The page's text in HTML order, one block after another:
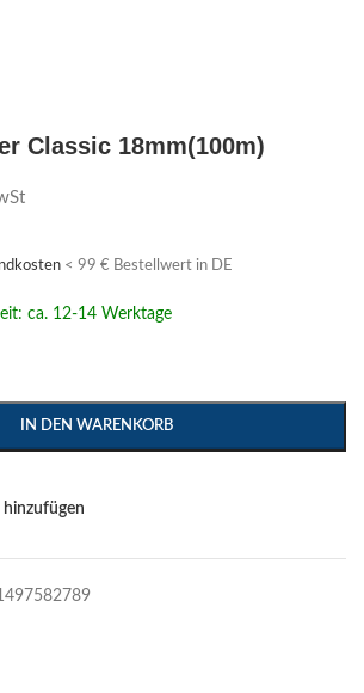
Classic 18mm(100m)
< 99 € Bestellwert in DE
ca. 12-14 Werktage
IN DEN WARENKORB